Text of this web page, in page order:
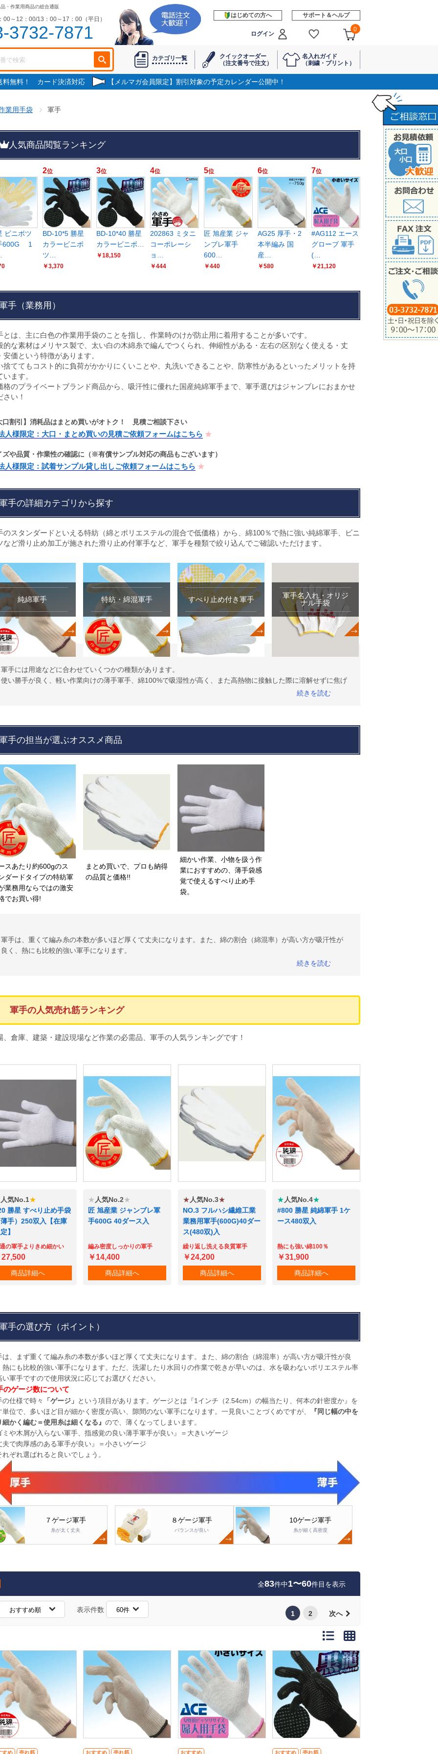
・作業用商品の総合通販
00～12：00/13：00～17：00（平日）
3732-7871
はじめての方へ サポート＆ヘルプ
ログイン
0
カテゴリ一覧
クイックオーダー
（注文番号で注文）
名入れガイド
（刺繍・プリント）
料無料！ カード決済対応 【メルマガ会員限定】割引対象の予定カレンダー公開中！
業用手袋 軍手
人気商品閲覧ランキング
ビニボツ
600G 1
2位
BD-10*5 勝星
カラービニボ
ツ…
￥3,370
3位
BD-10*40 勝星
カラービニボ…
￥18,150
4位
202863 ミタニ
コーポレーシ
ョ…
￥444
5位
匠 旭産業 ジャ
ンブレ軍手
600…
￥440
6位
AG25 厚手・2
本半編み 国
産…
￥580
7位
#AG112 エース
グローブ 軍手
(…
￥21,120
手（業務用）
とは、主に白色の作業用手袋のことを指し、作業時のけが防止用に着用することが多いです。
的な素材はメリヤス製で、太い白の木綿糸で編んでつくられ、伸縮性がある・左右の区別なく使える・丈
安価という特徴があります。
捨ててもコスト的に負荷がかかりにくいことや、丸洗いできることや、防寒性があるといったメリットを持
います。
格のプライベートブランド商品から、吸汗性に優れた国産純綿軍手まで、軍手選びはジャンブレにおまかせ
さい！
口割引】消耗品はまとめ買いがオトク！ 見積ご相談下さい
人様限定：大口・まとめ買いの見積ご依頼フォームはこちら
ズや品質・作業性の確認に（※有償サンプル対応の商品もございます）
人様限定：試着サンプル貸し出しご依頼フォームはこちら
手の詳細カテゴリから探す
のスタンダードといえる特紡（綿とポリエステルの混合で低価格）から、綿100％で熱に強い純綿軍手、ビニ
など滑り止め加工が施された滑り止め付軍手など、軍手を種類で絞り込んでご確認いただけます。
純綿軍手 特紡・綿混軍手 すべり止め付き軍手
軍手名入れ・オリジ
ナル手袋
軍手には用途などに合わせていくつかの種類があります。
使い勝手が良く、軽い作業向けの薄手軍手、綿100%で吸湿性が高く、また高熱物に接触した際に溶解せずに焦げ
るという特徴があり、やけど被害を軽減してくれる純綿軍手、最も一般的なタイプの特紡軍手、目詰まりがよく
ようにしましょう。
例えば、火を扱う現場では火傷の恐れのある、すべり止め軍手を使用しない回転部分のある道具（ドリルなど）
を使った作業時は布地が回転部に巻き込まれてけがにつながる危険性があるので、軍手を着用しないなど、注意
が必要です。
ジャンブレでは様々なご用途にあった軍手をご用意しております。
手の担当が選ぶオススメ商品
スあたり約600gのス
ダードタイプの特紡軍
業務用ならではの激安
でお買い得!
まとめ買いで、プロも納得
の品質と価格!!
細かい作業、小物を扱う作
業におすすめの、薄手袋感
覚で使えるすべり止め手
袋。
軍手は、重くて編み糸の本数が多いほど厚くて丈夫になります。また、綿の割合（綿混率）が高い方が吸汗性が
良く、熱にも比較的強い軍手になります。
ただ、洗濯したり水回りの作業で乾きが早いのは、水を吸わないポリエステル率が高い軍手ですので使用状況に
い、隙間のない軍手になります。一見良いことづくめですが、『同じ幅の中をより細かく編む＝使用糸は細くな
る』ので、薄くなってしまいます。
『ゴミや木屑が入らない軍手、指感覚の良い薄手軍手が良い』＝大きいゲージ
『丈夫で肉厚感のある軍手が良い』＝小さいゲージ
ダースあたり約600gのスタンダードタイプの特紡軍手が業務用ならではの激安価格でお買い得！
一般的な軽作業用途に於いてオールマイティーにお使い頂ける作業用手袋として幅広く流通している約600gの特
紡糸2本編の軍手です。
業務用ならではのケース販売で、1双あたり税込単価で25.42円という激安価格でお買い求め頂けます！
軍手の人気売れ筋ランキング
、倉庫、建築・建設現場など作業の必需品、軍手の人気ランキングです！
人気No.1★
勝星 すべり止め手袋
手）250双入【在庫
】
の軍手よりきめ細かい
27,500
商品詳細へ
★ 人気No.2★
匠 旭産業 ジャンブレ軍
手600G 40ダース入
編み密度しっかりの軍手
￥14,400
商品詳細へ
★ 人気No.3★
NO.3 フルハシ繊維工業
業務用軍手(600G)40ダー
ス(480双)入
繰り返し洗える良質軍手
￥24,200
商品詳細へ
★ 人気No.4★
#800 勝星 純綿軍手 1ケ
ース480双入
熱にも強い綿100％
￥31,900
商品詳細へ
手の選び方（ポイント）
は、まず重くて編み糸の本数が多いほど厚くて丈夫になります。また、綿の割合（綿混率）が高い方が吸汗性が良
熱にも比較的強い軍手になります。ただ、洗濯したり水回りの作業で乾きが早いのは、水を吸わないポリエステル率
い軍手ですので使用状況に応じてお選びください。
のゲージ数について
の仕様で時々 「ゲージ」 という項目があります。ゲージとは『1インチ（2.54cm）の幅当たり、何本の針密度か』を
単位で、多いほど目が細かく密度が高い、隙間のない軍手になります。一見良いことづくめですが、
『同じ幅の中を
細かく編む＝使用糸は細くなる』 ので、薄くなってしまいます。
ミや木屑が入らない軍手、指感覚の良い薄手軍手が良い』＝大きいゲージ
夫で肉厚感のある軍手が良い』＝小さいゲージ
れぞれ選ばれると良いでしょう。
７ゲージ軍手
糸が太く丈夫
８ゲージ軍手
バランスが良い
10ゲージ軍手
糸が細く高密度
全83件中1〜60件目を表示
表示件数 1 2 次へ
すめ 売れ筋 おすすめ 売れ筋 おすすめ おすすめ 売れ筋